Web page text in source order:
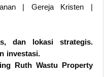
| Gereja Kristen |
dan lokasi strategis.
investasi.
Ruth Wastu Property